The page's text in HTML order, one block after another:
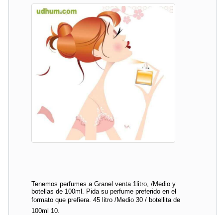
Tenemos perfumes a Granel venta 1litro, /Medio y
botellas de 100ml. Pida su perfume preferido en el
formato que prefiera. 45 litro /Medio 30 / botellita de
100ml 10.